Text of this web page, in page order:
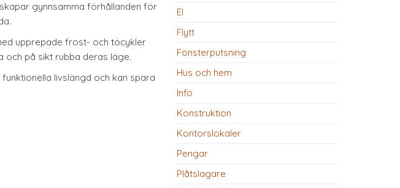
gynnsamma förhållanden för
upprepade frost- och töcykler
och på sikt rubba deras läge.
livslängd och kan spara
El
Flytt
Fönsterputsning
Hus och hem
Info
Konstruktion
Kontorslokaler
Pengar
Plåtslagare